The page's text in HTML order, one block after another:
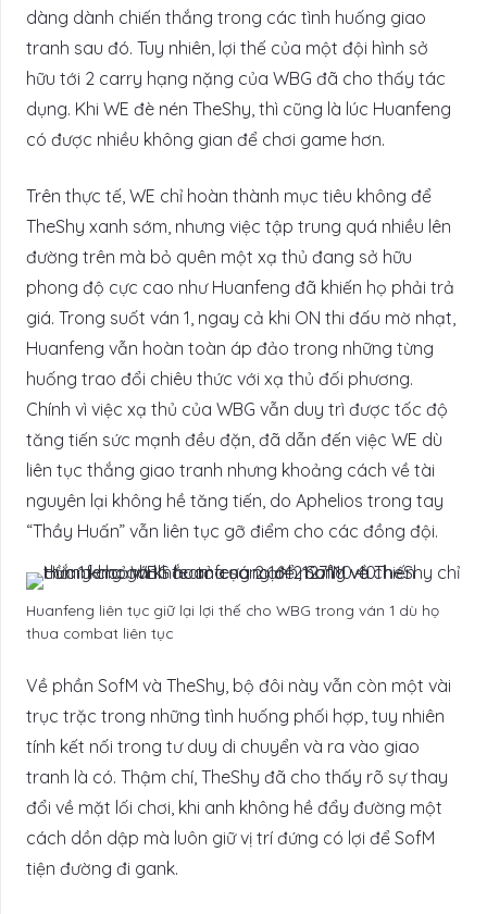
dàng dành chiến thắng trong các tình huống giao
tranh sau đó. Tuy nhiên, lợi thế của một đội hình sở
hữu tới 2 carry hạng nặng của WBG đã cho thấy tác
dụng. Khi WE đè nén TheShy, thì cũng là lúc Huanfeng
có được nhiều không gian để chơi game hơn.
Trên thực tế, WE chỉ hoàn thành mục tiêu không để
TheShy xanh sớm, nhưng việc tập trung quá nhiều lên
đường trên mà bỏ quên một xạ thủ đang sở hữu
phong độ cực cao như Huanfeng đã khiến họ phải trả
giá. Trong suốt ván 1, ngay cả khi ON thi đấu mờ nhạt,
Huanfeng vẫn hoàn toàn áp đảo trong những từng
huống trao đổi chiêu thức với xạ thủ đối phương.
Chính vì việc xạ thủ của WBG vẫn duy trì được tốc độ
tăng tiến sức mạnh đều đặn, đã dẫn đến việc WE dù
liên tục thắng giao tranh nhưng khoảng cách về tài
nguyên lại không hề tăng tiến, do Aphelios trong tay
“Thầy Huấn” vẫn liên tục gỡ điểm cho các đồng đội.
Huanfeng liên tục giữ lại lợi thế cho WBG trong ván 1 dù họ
thua combat liên tục
Về phần SofM và TheShy, bộ đôi này vẫn còn một vài
trục trặc trong những tình huống phối hợp, tuy nhiên
tính kết nối trong tư duy di chuyển và ra vào giao
tranh là có. Thậm chí, TheShy đã cho thấy rõ sự thay
đổi về mặt lối chơi, khi anh không hề đẩy đường một
cách dồn dập mà luôn giữ vị trí đứng có lợi để SofM
tiện đường đi gank.